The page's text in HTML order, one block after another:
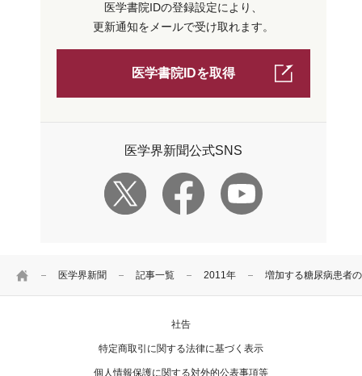
HOME 医学界新聞 記事一覧 2011年 増加する糖尿病患者
医学書院IDの登録設定により、
更新通知をメールで受け取れます。
医学書院IDを取得
医学界新聞公式SNS
社告
特定商取引に関する法律に基づく表示
個人情報保護に関する対外的公表事項等